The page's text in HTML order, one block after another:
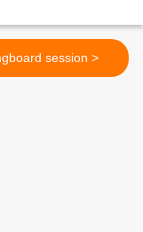
Longboard session >